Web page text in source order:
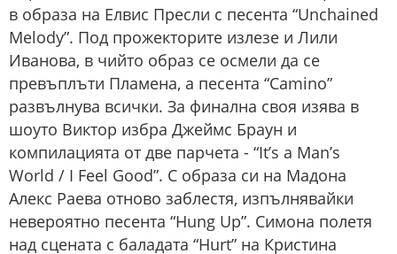
в образа на Елвис Пресли с песента “Unchained
Melody”. Под прожекторите излезе и Лили
Иванова, в чийто образ се осмели да се
превъплъти Пламена, а песента “Camino”
развълнува всички. За финална своя изява в
шоуто Виктор избра Джеймс Браун и
компилацията от две парчета - “It’s a Man’s
World / I Feel Good”. С образа си на Мадона
Алекс Раева отново заблестя, изпълнявайки
невероятно песента “Hung Up”. Симона полетя
над сцената с баладата “Hurt” на Кристина